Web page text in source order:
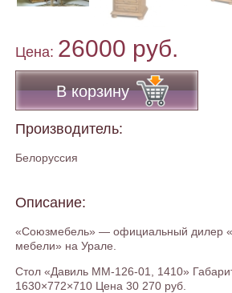
Цена: 26000 руб.
В корзину
Производитель:
Белоруссия
Описание:
«Союзмебель» — официальный дилер
мебели» на Урале.
Стол «Давиль ММ-126-01, 1410»
1630×772×710 Цена 30 270 руб.